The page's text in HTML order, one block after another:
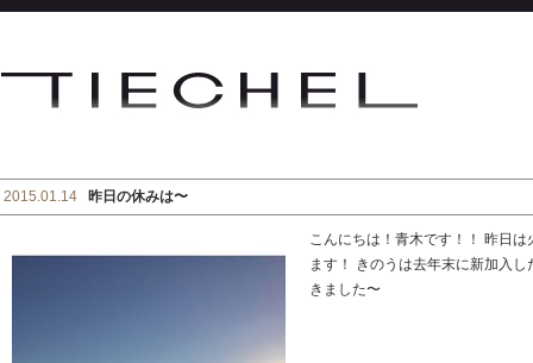
2015.01.14 昨日の休みは〜
こんにちは！青木です！！ 昨日
ます！ きのうは去年末に新加入
きました〜